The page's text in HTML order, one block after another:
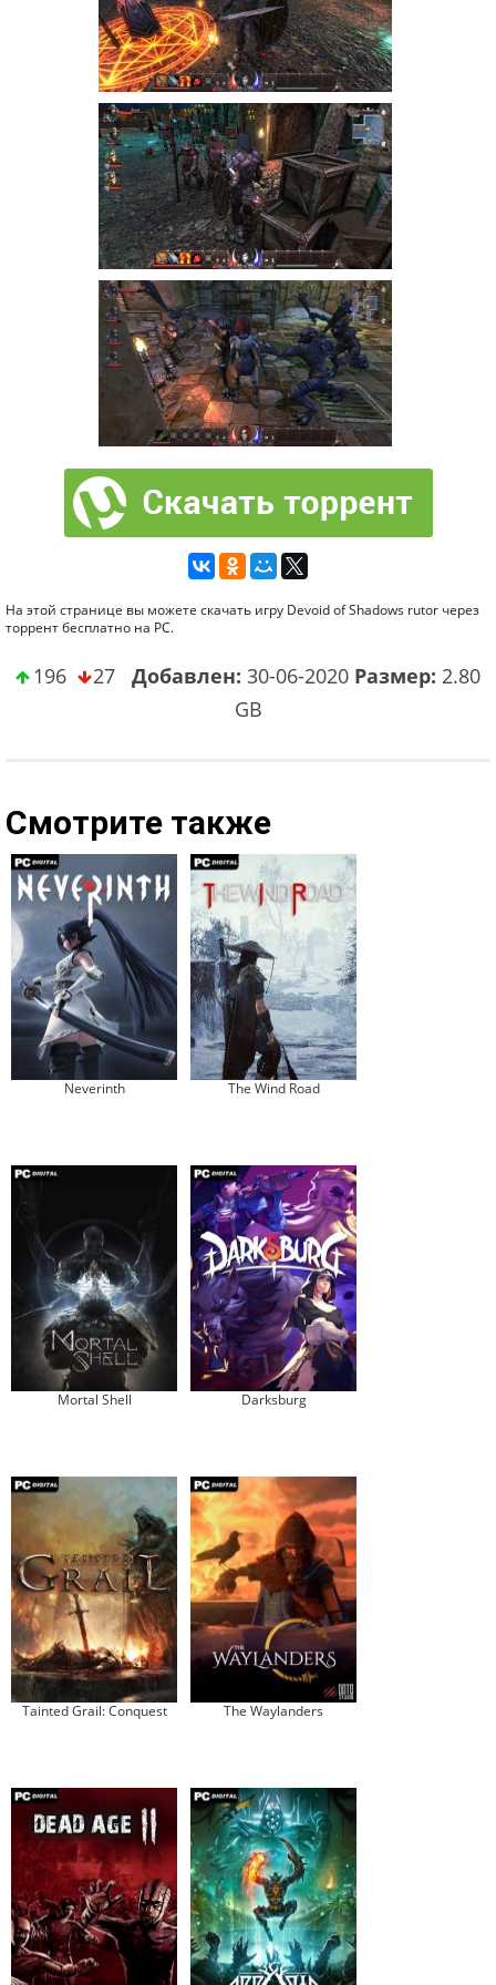
На этой странице вы можете скачать игру Devoid of Shadows rutor через
торрент бесплатно на PC.
196 27 Добавлен: 30-06-2020 Размер: 2.80
GB
Смотрите также
Neverinth The Wind Road
Mortal Shell Darksburg
Tainted Grail: Conquest The Waylanders